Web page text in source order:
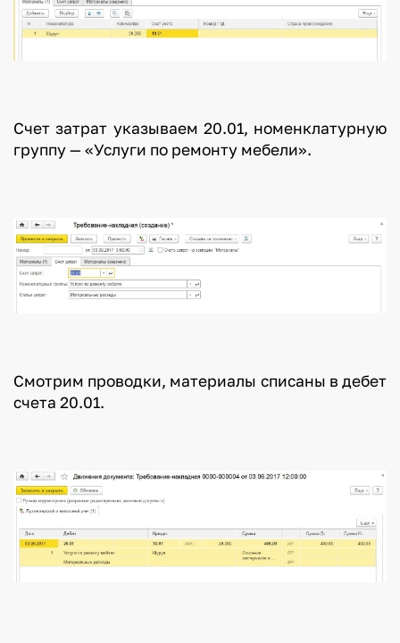
Счет затрат указываем 20.01, номенклатурную
группу — «Услуги по ремонту мебели».
Смотрим проводки, материалы списаны в дебет
счета 20.01.